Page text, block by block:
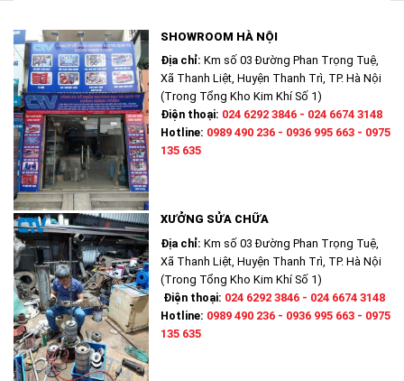
SHOWROOM HÀ NỘI
Địa chỉ: Km số 03 Đường Phan Trọng Tuệ,
Xã Thanh Liệt, Huyện Thanh Trì, TP. Hà Nội
(Trong Tổng Kho Kim Khí Số 1)
Điện thoại: 024 6292 3846 - 024 6674 3148
Hotline: 0989 490 236 - 0936 995 663 - 0975
135 635
XƯỞNG SỬA CHỮA
Địa chỉ: Km số 03 Đường Phan Trọng Tuệ,
Xã Thanh Liệt, Huyện Thanh Trì, TP. Hà Nội
(Trong Tổng Kho Kim Khí Số 1)
Điện thoại: 024 6292 3846 - 024 6674 3148
Hotline: 0989 490 236 - 0936 995 663 - 0975
135 635